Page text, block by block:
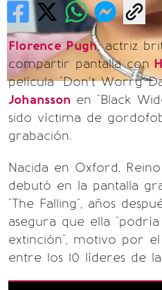
Florence Pugh, actriz
compartir pantalla con
película "Don´t Worry
Johansson en "Black
sido víctima de
grabación.
Nacida en Oxford,
debutó en la pantalla
"The Falling", años
asegura que ella
extinción", motivo por
entre los 10 líderes de